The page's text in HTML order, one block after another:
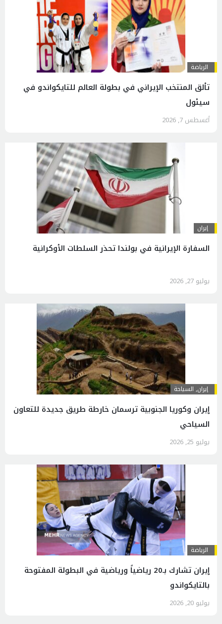
الرياضة
تألق المنتخب الإيراني في بطولة العالم للتايكواندو في
سيئول
أغسطس 7, 2026
إيران
السفارة الإيرانية في بولندا تحذر السلطات الأوكرانية
يوليو 27, 2026
إيران, السياحة
إيران وكوريا الجنوبية ترسمان خارطة طريق جديدة للتعاون
السياحي
يوليو 25, 2026
الرياضة
إيران تشارك بـ20 رياضياً ورياضية في البطولة المفتوحة
بالتايكواندو
يوليو 20, 2026